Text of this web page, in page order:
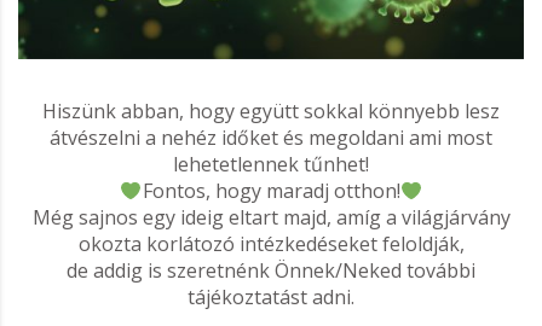
Hiszünk abban, hogy együtt sokkal könnyebb lesz
átvészelni a nehéz időket és megoldani ami most
lehetetlennek tűnhet!
Fontos, hogy maradj otthon!
Még sajnos egy ideig eltart majd, amíg a világjárvány
okozta korlátozó intézkedéseket feloldják,
de addig is szeretnénk Önnek/Neked további
tájékoztatást adni.